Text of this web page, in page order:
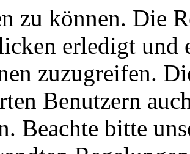
zu können. Die
erledigt und
zuzugreifen.
Benutzern
Beachte bitte